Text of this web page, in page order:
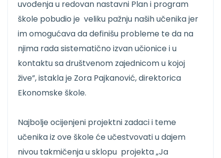
uvođenja u redovan nastavni Plan i program
škole pobudio je veliku pažnju naših učenika jer
im omogućava da definišu probleme te da na
njima rada sistematično izvan učionice i u
kontaktu sa društvenom zajednicom u kojoj
žive”, istakla je Zora Pajkanović, direktorica
Ekonomske škole.
Najbolje ocijenjeni projektni zadaci i teme
učenika iz ove škole će učestvovati u dajem
nivou takmičenja u sklopu projekta „Ja